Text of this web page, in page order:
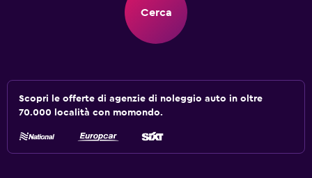
Cerca
Scopri le offerte di agenzie di noleggio auto in oltre
70.000 località con momondo.